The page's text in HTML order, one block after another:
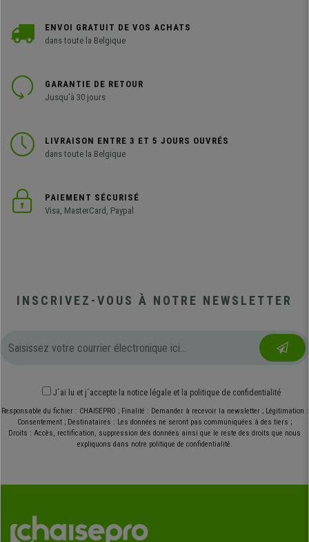
ENVOI GRATUIT DE VOS ACHATS
dans toute la Belgique
GARANTIE DE RETOUR
Jusqu'à 30 jours
LIVRAISON ENTRE 3 ET 5 JOURS OUVRÉS
dans toute la Belgique
PAIEMENT SÉCURISÉ
Visa, MasterCard, Paypal
INSCRIVEZ-VOUS À NOTRE NEWSLETTER
J´ai lu et j´accepte la notice légale et la politique de confidentialité
Responsable du fichier : CHAISEPRO ; Finalité : Demander à recevoir la newsletter ; Légitimation :
Consentement ; Destinataires : Les données ne seront pas communiquées à des tiers ;
Droits : Accès, rectification, suppression des données ainsi que le reste des droits que nous
expliquons dans notre politique de confidentialité.